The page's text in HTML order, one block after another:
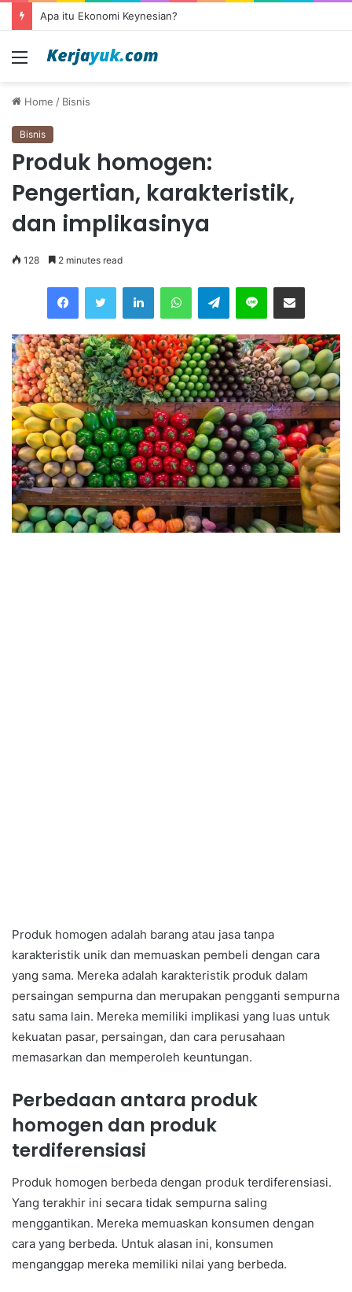
Apa itu Ekonomi Keynesian?
Menu
Home / Bisnis
Bisnis
Produk homogen:
Pengertian, karakteristik,
dan implikasinya
128 2 minutes read
Telegram
Produk homogen adalah barang atau jasa tanpa
karakteristik unik dan memuaskan pembeli dengan cara
yang sama. Mereka adalah karakteristik produk dalam
persaingan sempurna dan merupakan pengganti sempurna
satu sama lain. Mereka memiliki implikasi yang luas untuk
kekuatan pasar, persaingan, dan cara perusahaan
memasarkan dan memperoleh keuntungan.
Perbedaan antara produk
homogen dan produk
terdiferensiasi
Produk homogen berbeda dengan produk terdiferensiasi.
Yang terakhir ini secara tidak sempurna saling
menggantikan. Mereka memuaskan konsumen dengan
cara yang berbeda. Untuk alasan ini, konsumen
menganggap mereka memiliki nilai yang berbeda.